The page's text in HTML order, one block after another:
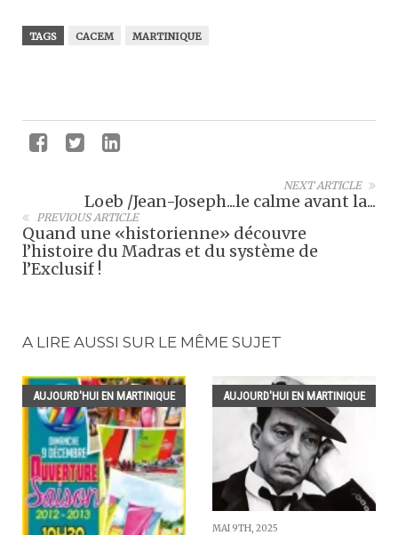
TAGS CACEM MARTINIQUE
NEXT ARTICLE
Loeb /Jean-Joseph...le calme avant la...
PREVIOUS ARTICLE
Quand une «historienne» découvre
l’histoire du Madras et du système de
l’Exclusif !
A LIRE AUSSI SUR LE MÊME SUJET
AUJOURD'HUI EN MARTINIQUE AUJOURD'HUI EN MARTINIQUE
MAI 9TH, 2025